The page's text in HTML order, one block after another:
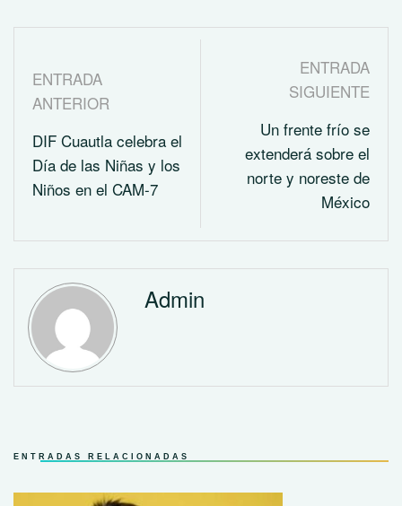
ENTRADA
ANTERIOR
DIF Cuautla celebra el
Día de las Niñas y los
Niños en el CAM-7
ENTRADA
SIGUIENTE
Un frente frío se
extenderá sobre el
norte y noreste de
México
Admin
ENTRADAS RELACIONADAS